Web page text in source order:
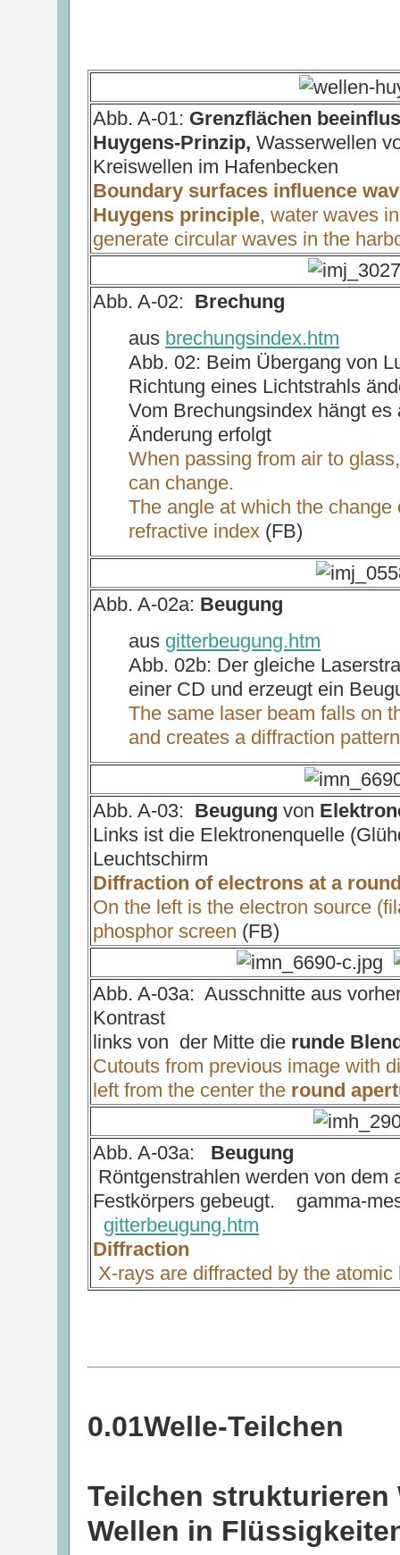
Abb. A-01: Grenzflächen
Huygens-Prinzip, Wasserwellen
Kreiswellen im Hafenbecken
Boundary surfaces influence
Huygens principle, water waves
generate circular waves in the
Abb. A-02: Brechung
aus brechungsindex.htm
Abb. 02: Beim Übergang von
Richtung eines Lichtstrahls
Vom Brechungsindex hängt
Änderung erfolgt
When passing from air to
can change.
The angle at which the
refractive index (FB)
Abb. A-02a: Beugung
aus gitterbeugung.htm
Abb. 02b: Der gleiche
einer CD und erzeugt ein
The same laser beam falls on
and creates a diffraction
Abb. A-03: Beugung von
Links ist die Elektronenquelle
Leuchtschirm
Diffraction of electrons at a
On the left is the electron source
phosphor screen (FB)
Abb. A-03a: Ausschnitte aus
Kontrast
links von der Mitte die runde
Cutouts from previous image with
left from the center the round
Abb. A-03a: Beugung
Röntgenstrahlen werden von dem
Festkörpers gebeugt. gamma-
gitterbeugung.htm
Diffraction
X-rays are diffracted by the
0.01Welle-Teilchen
Teilchen strukturieren
Wellen in